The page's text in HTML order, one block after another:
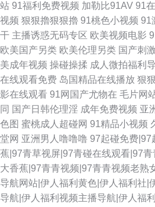
站 91福利免费视频 加勒比91AV 91
视频 狠狠擼狠狠擼 91桃色小视频 91
干 主播诱惑无码专区 欧美视频电影
欧美国产另类 欧美伦理另类 国产刺
美成年视频 操碰操揉 成人微拍福利
在线观看免费 岛国精品在线播放 狠
影在线观看 91网国产尤物在 毛片网
同 国产日韩伦理淫 成年免费视频 亚
色图 蜜桃成人超碰网 91精品小视频
堂网 亚洲男人噜噜噜 97起碰免费|97
蕉|97青草视屏|97青碰在线观看|97
大香蕉|97青青视频|97青青视频老熟
导航网站|伊人福利黄色|伊人福利社|
导航|伊人福利视频主播导航|伊人福